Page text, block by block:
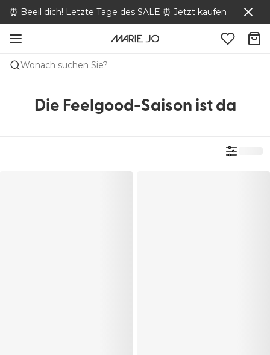
⏰ Beeil dich! Letzte Tage des SALE ⏰ Jetzt kaufen
Wonach suchen Sie?
Die Feelgood-Saison ist da